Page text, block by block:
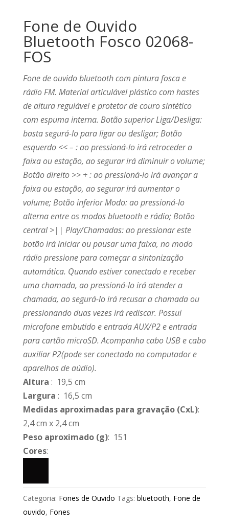
Fone de Ouvido
Bluetooth Fosco 02068-
FOS
Fone de ouvido bluetooth com pintura fosca e
rádio FM. Material articulável plástico com hastes
de altura regulável e protetor de couro sintético
com espuma interna. Botão superior Liga/Desliga:
basta segurá-lo para ligar ou desligar; Botão
esquerdo << – : ao pressioná-lo irá retroceder a
faixa ou estação, ao segurar irá diminuir o volume;
Botão direito >> + : ao pressioná-lo irá avançar a
faixa ou estação, ao segurar irá aumentar o
volume; Botão inferior Modo: ao pressioná-lo
alterna entre os modos bluetooth e rádio; Botão
central >|| Play/Chamadas: ao pressionar este
botão irá iniciar ou pausar uma faixa, no modo
rádio pressione para começar a sintonização
automática. Quando estiver conectado e receber
uma chamada, ao pressioná-lo irá atender a
chamada, ao segurá-lo irá recusar a chamada ou
pressionando duas vezes irá rediscar. Possui
microfone embutido e entrada AUX/P2 e entrada
para cartão microSD. Acompanha cabo USB e cabo
auxiliar P2(pode ser conectado no computador e
aparelhos de aúdio).
Altura : 19,5 cm
Largura : 16,5 cm
Medidas aproximadas para gravação(CxL):
2,4 cm x 2,4 cm
Peso aproximado(g): 151
Cores:
Categoria: Fones de Ouvido Tags: bluetooth, Fone de
ouvido, Fones